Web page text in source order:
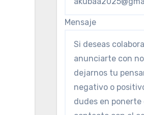
Mensaje